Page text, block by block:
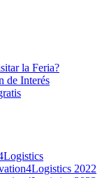
la Feria?
de Interés
2022